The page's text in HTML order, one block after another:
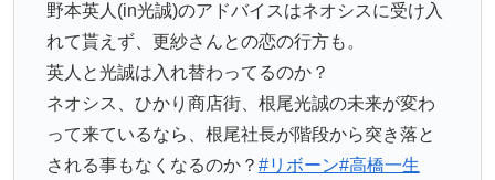
野本英人(in光誠)のアドバイスはネオシスに受け入
れて貰えず、更紗さんとの恋の行方も。
英人と光誠は入れ替わってるのか？
ネオシス、ひかり商店街、根尾光誠の未来が変わ
って来ているなら、根尾社長が階段から突き落と
される事もなくなるのか？ #リボーン#高橋一生